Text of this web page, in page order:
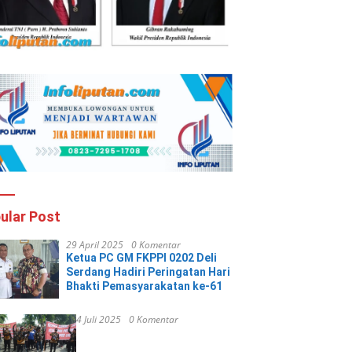
Post
29 April 2025 0 Komentar
Ketua PC GM FKPPI 0202 Deli
Serdang Hadiri Peringatan Hari
Bhakti Pemasyarakatan ke-61
4 Juli 2025 0 Komentar